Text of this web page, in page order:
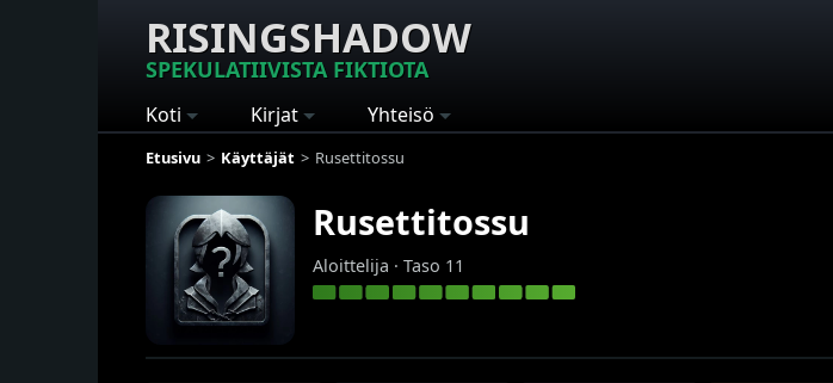
RISINGSHADOW
SPEKULATIIVISTA FIKTIOTA
Koti Kirjat Yhteisö
Etusivu Käyttäjät Rusettitossu
Rusettitossu
Aloittelija · Taso 11